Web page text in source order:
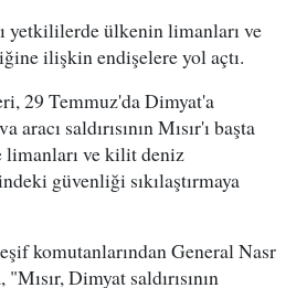
yetkililerde ülkenin limanları ve
ilişkin endişelere yol açtı.
29 Temmuz'da Dimyat'a
aracı saldırısının Mısır'ı başta
limanları ve kilit deniz
güvenliği sıkılaştırmaya
komutanlarından General Nasr
Dimyat saldırısının